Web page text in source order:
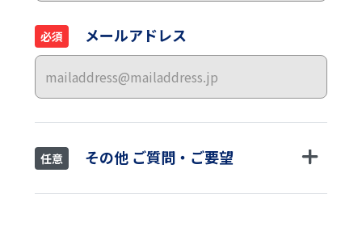
必須 メールアドレス
任意 その他 ご質問・ご要望